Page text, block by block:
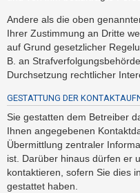
F
A
Q
Andere als die oben
Ihrer Zustimmung an Dritte
auf Grund gesetzlicher
B. an
Durchsetzung rechtlicher
GESTATTUNG DER
Sie gestatten dem Betreiber
Ihnen angegebenen
Übermittlung zentraler
ist. Darüber hinaus dürfen er
kontaktieren, sofern Sie dies
gestattet haben.